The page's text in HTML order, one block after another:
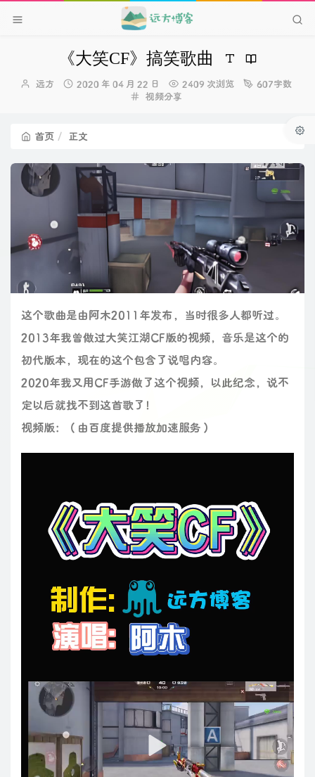
《大笑CF》搞笑歌曲
博
远方
发
2020 年 04 月 22 日 2409 次浏览
607字数
分
视频分享
首页 正文
这个歌曲是由阿木2011年发布，当时很多人都听过。
2013年我曾做过大笑江湖CF版的视频，音乐是这个的
初代版本，现在的这个包含了说唱内容。
2020年我又用CF手游做了这个视频，以此纪念，说不
定以后就找不到这首歌了！
视频版：（由百度提供播放加速服务）